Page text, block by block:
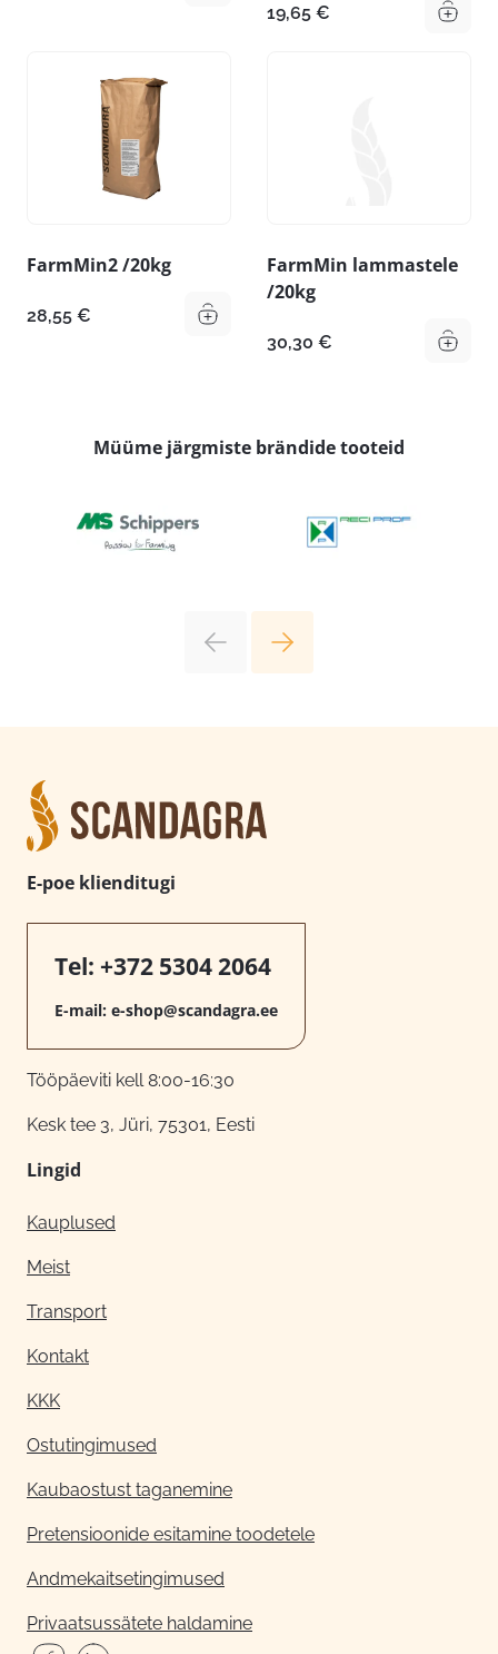
19,65 €
FarmMin2 /20kg
28,55 €
FarmMin lammastele
/20kg
30,30 €
Müüme järgmiste brändide tooteid
E-poe klienditugi
Tel: +372 5304 2064
E-mail: e-shop@scandagra.ee
Tööpäeviti kell 8:00-16:30
Kesk tee 3, Jüri, 75301, Eesti
Lingid
Kauplused
Meist
Transport
Kontakt
KKK
Ostutingimused
Kaubaostust taganemine
Pretensioonide esitamine toodetele
Andmekaitsetingimused
Privaatsussätete haldamine